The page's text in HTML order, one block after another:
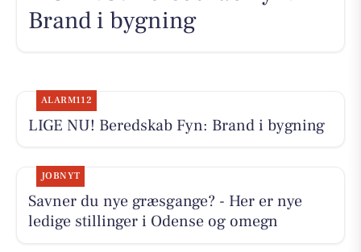
Brand i bygning
ALARM112
LIGE NU! Beredskab Fyn: Brand i bygning
JOBNYT
Savner du nye græsgange? - Her er nye
ledige stillinger i Odense og omegn